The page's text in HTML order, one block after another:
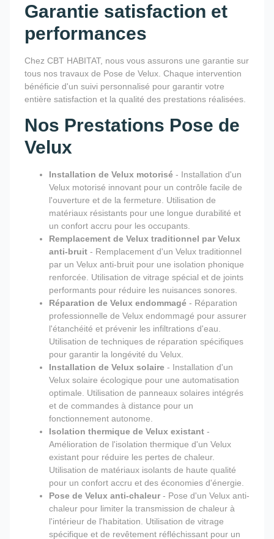
Garantie satisfaction et
performances
Chez CBT HABITAT, nous vous assurons une garantie sur
tous nos travaux de Pose de Velux. Chaque intervention
bénéficie d'un suivi personnalisé pour garantir votre
entière satisfaction et la qualité des prestations réalisées.
Nos Prestations Pose de
Velux
Installation de Velux motorisé - Installation d'un
Velux motorisé innovant pour un contrôle facile de
l'ouverture et de la fermeture. Utilisation de
matériaux résistants pour une longue durabilité et
un confort accru pour les occupants.
Remplacement de Velux traditionnel par Velux
anti-bruit - Remplacement d'un Velux traditionnel
par un Velux anti-bruit pour une isolation phonique
renforcée. Utilisation de vitrage spécial et de joints
performants pour réduire les nuisances sonores.
Réparation de Velux endommagé - Réparation
professionnelle de Velux endommagé pour assurer
l'étanchéité et prévenir les infiltrations d'eau.
Utilisation de techniques de réparation spécifiques
pour garantir la longévité du Velux.
Installation de Velux solaire - Installation d'un
Velux solaire écologique pour une automatisation
optimale. Utilisation de panneaux solaires intégrés
et de commandes à distance pour un
fonctionnement autonome.
Isolation thermique de Velux existant -
Amélioration de l'isolation thermique d'un Velux
existant pour réduire les pertes de chaleur.
Utilisation de matériaux isolants de haute qualité
pour un confort accru et des économies d'énergie.
Pose de Velux anti-chaleur- Pose d'un Velux anti-
chaleur pour limiter la transmission de chaleur à
l'intérieur de l'habitation. Utilisation de vitrage
spécifique et de revêtement réfléchissant pour un